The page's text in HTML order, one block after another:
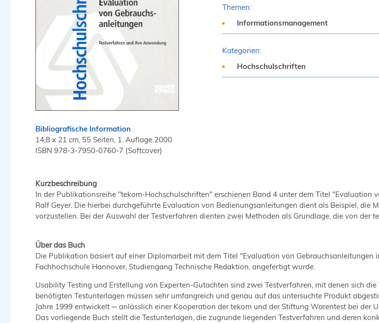
Bibliografische Information
14,8 x 21 cm, 55 Seiten, 1. Auflage 2000
ISBN 978-3-7950-0760-7 (Softcover)
Themen:
Informationsmanagement
Kategorien:
Hochschulschriften
Kurzbeschreibung
In der Publikationsreihe "tekom-Hochschulschriften" erschienen Band 4 unter dem Titel
Ralf Geyer. Die hierbei durchgeführte Evaluation von Bedienungsanleitungen dient als Beispiel, die
vorzustellen. Bei der Auswahl der Testverfahren dienten zwei Methoden als Grundlage, die von der
Über das Buch
Die Publikation basiert auf einer Diplomarbeit mit dem Titel "Evaluation von
Fachhochschule Hannover, Studiengang Technische Redaktion, angefertigt wurde.
Usability Testing und Erstellung von Experten-Gutachten sind zwei Testverfahren, mit denen sich
benötigten Testunterlagen müssen sehr umfangreich und genau auf das untersuchte Produkt
Jahre 1999 entwickelt ─ anlässlich einer Kooperation der tekom und der Stiftung Warentest bei der
Das vorliegende Buch stellt die Testunterlagen, die zugrunde liegenden Testverfahren und deren